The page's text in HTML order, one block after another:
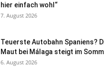
hier einfach wohl“
7. August 2026
Teuerste Autobahn Spaniens?
Maut bei Málaga steigt im
6. August 2026